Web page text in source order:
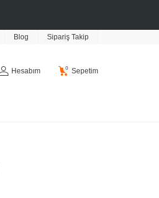
Blog Sipariş Takip
Hesabım 0 Sepetim